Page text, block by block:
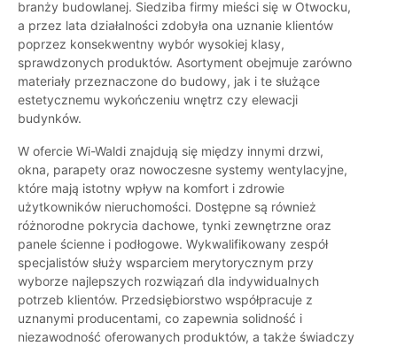
branży budowlanej. Siedziba firmy mieści się w Otwocku,
a przez lata działalności zdobyła ona uznanie klientów
poprzez konsekwentny wybór wysokiej klasy,
sprawdzonych produktów. Asortyment obejmuje zarówno
materiały przeznaczone do budowy, jak i te służące
estetycznemu wykończeniu wnętrz czy elewacji
budynków.
W ofercie Wi-Waldi znajdują się między innymi drzwi,
okna, parapety oraz nowoczesne systemy wentylacyjne,
które mają istotny wpływ na komfort i zdrowie
użytkowników nieruchomości. Dostępne są również
różnorodne pokrycia dachowe, tynki zewnętrzne oraz
panele ścienne i podłogowe. Wykwalifikowany zespół
specjalistów służy wsparciem merytorycznym przy
wyborze najlepszych rozwiązań dla indywidualnych
potrzeb klientów. Przedsiębiorstwo współpracuje z
uznanymi producentami, co zapewnia solidność i
niezawodność oferowanych produktów, a także świadczy